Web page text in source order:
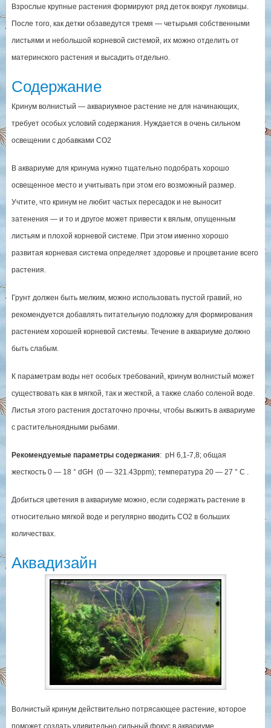
Взрослые крупные растения формируют ряд деток вокруг луковицы.
После того, как детки обзаведутся тремя — четырьмя собственными
листьями и небольшой корневой системой, их можно отделить от
материнского растения и высадить отдельно.
Содержание
Кринум волнистый — аквариумное растение не для начинающих,
требует особых условий содержания. Нуждается в очень сильном
освещении с добавками СО2
В аквариуме для кринума нужно тщательно подобрать хорошо
освещенное место и учитывать при этом его возможный размер.
Учтите, что кринум не любит частых пересадок и не выносит
затенения — и то и другое может привести к вялым, опущенным
листьям и плохой корневой системе. При этом именно хорошо
развитая корневая система определяет здоровье и процветание всего
растения.
Грунт должен быть мелким, можно использовать пустой гравий, но
рекомендуется добавлять питательную подложку для формирования
растением хорошей корневой системы. Течение в аквариуме должно
быть слабым.
К параметрам воды нет особых требований, кринум волнистый может
существовать как в мягкой, так и жесткой, а также слабо соленой воде.
Листья этого растения достаточно прочны, чтобы выжить в аквариуме
с растительноядными рыбами.
Рекомендуемые параметры содержания: рН 6,1-7,8; общая
жесткость 0 — 18 ° dGH (0 — 321.43ppm); температура 20 — 27 ° C .
Добиться цветения в аквариуме можно, если содержать растение в
относительно мягкой воде и регулярно вводить СО2 в больших
количествах.
Аквадизайн
Волнистый кринум действительно потрясающее растение, которое